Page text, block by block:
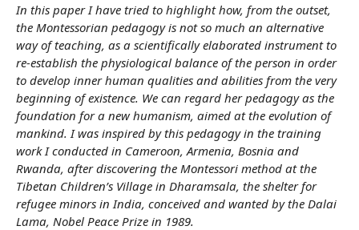
In this paper I have tried to highlight how, from the outset,
the Montessorian pedagogy is not so much an alternative
way of teaching, as a scientifically elaborated instrument to
re-establish the physiological balance of the person in order
to develop inner human qualities and abilities from the very
beginning of existence. We can regard her pedagogy as the
foundation for a new humanism, aimed at the evolution of
mankind. I was inspired by this pedagogy in the training
work I conducted in Cameroon, Armenia, Bosnia and
Rwanda, after discovering the Montessori method at the
Tibetan Children’s Village in Dharamsala, the shelter for
refugee minors in India, conceived and wanted by the Dalai
Lama, Nobel Peace Prize in 1989.